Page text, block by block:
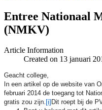
Entree Nationaal
(NMKV)
Article Information
Created on 13 januari
Geacht college,
In een artikel op de website van
februari 2014 de toegang tot
gratis zou zijn. [i] Dit roept bij de